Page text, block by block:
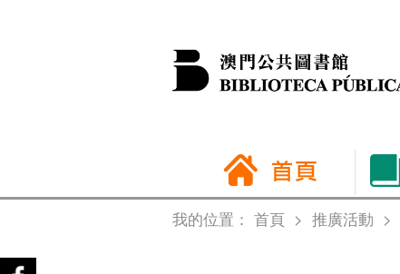
我的位置： 首頁> 推廣活動 >